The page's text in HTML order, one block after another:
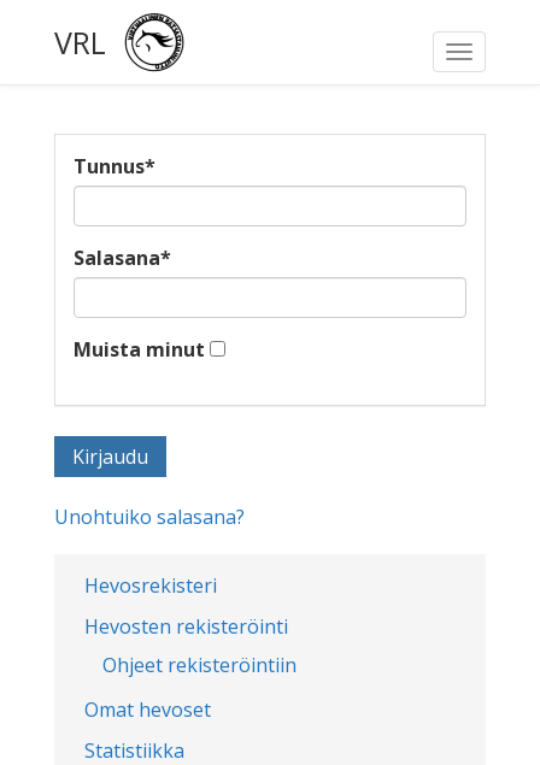
Toggle
VRL
Hevosrekisteri
Hevosten rekisteröinti
Ohjeet rekisteröintiin
Omat hevoset
Statistiikka
Tunnus*
Salasana*
Muista minut
Unohtuiko salasana?